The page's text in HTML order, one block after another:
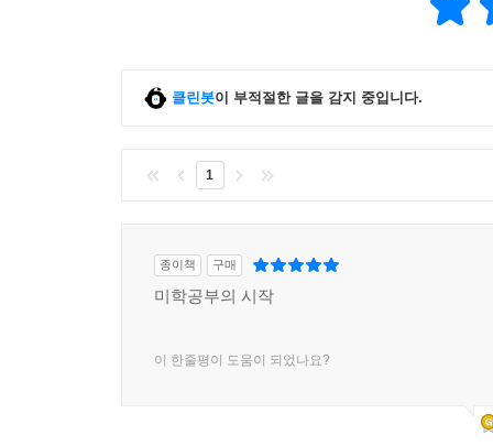
클린봇이 부적절한 글을 감지 중입니다.
1
종이책 구매
미학공부의 시작
이 한줄평이 도움이 되었나요?